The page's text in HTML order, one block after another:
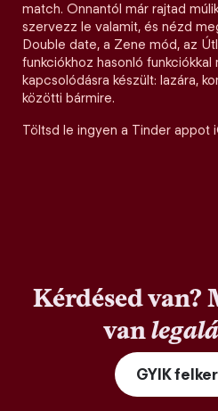
match. Onnantól már rajtad
szervezz le valamit, és nézd
Double date, a Zene mód, az
funkciókhoz hasonló funkciókkal
kapcsolódásra készült: lazára,
közötti bármire.
Töltsd le ingyen a Tinder appot
Kérdésed
van
GYIK